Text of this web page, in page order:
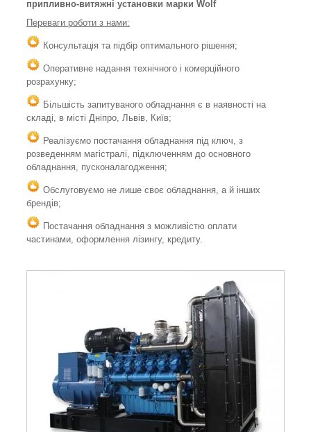
припливно-витяжні установки марки Wolf
Переваги роботи з нами:
Консультація та підбір оптимального рішення;
Оперативне надання технічного і комерційного
розрахунку;
Більшість запитуваного обладнання є в наявності на
складі, в місті Дніпро, Львів, Київ;
Реалізуємо постачання обладнання під ключ, з
розведенням магістралі, підключенням до основного
обладнання, пусконалагодження;
Обслуговуємо не лише своє обладнання, а й інших
брендів;
Постачання обладнання з можливістю оплати
частинами, оформлення лізингу, кредиту.